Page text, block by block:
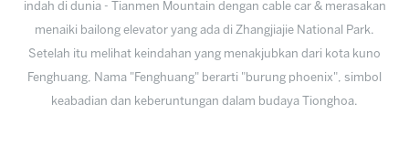
indah di dunia - Tianmen Mountain dengan cable car & merasakan
menaiki bailong elevator yang ada di Zhangjiajie National Park.
Setelah itu melihat keindahan yang menakjubkan dari kota kuno
Fenghuang, Nama "Fenghuang" berarti "burung phoenix", simbol
keabadian dan keberuntungan dalam budaya Tionghoa.